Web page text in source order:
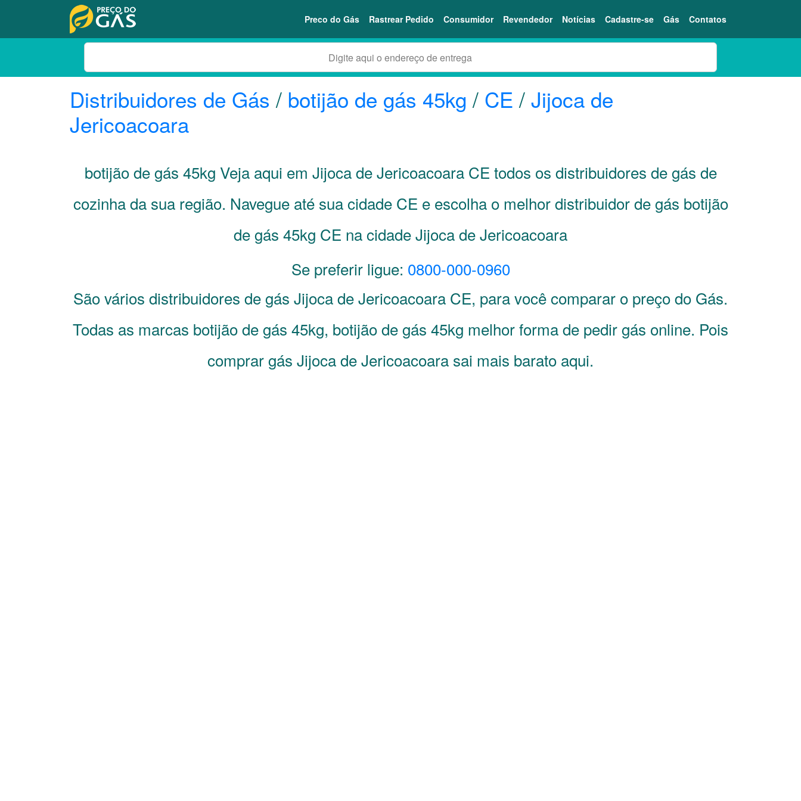
Preco do Gás Rastrear Pedido Consumidor Revendedor Notícias Cadastre-se Gás Contatos
Distribuidores de Gás/ botijão de gás 45kg / CE / Jijoca de
Jericoacoara
botijão de gás 45kg Veja aqui em Jijoca de Jericoacoara CE todos os distribuidores de gás de
cozinha da sua região. Navegue até sua cidade CE e escolha o melhor distribuidor de gás botijão
de gás 45kg CE na cidade Jijoca de Jericoacoara
Se preferir ligue: 0800-000-0960
São vários distribuidores de gás Jijoca de Jericoacoara CE, para você comparar o preço do Gás.
Todas as marcas botijão de gás 45kg, botijão de gás 45kg melhor forma de pedir gás online. Pois
comprar gás Jijoca de Jericoacoara sai mais barato aqui.